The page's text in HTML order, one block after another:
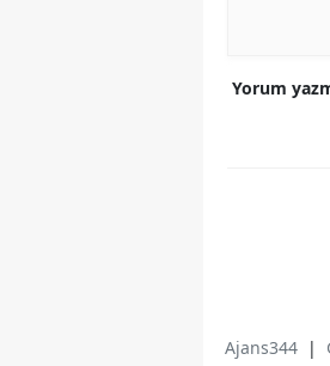
Yorum
Ajans344 |